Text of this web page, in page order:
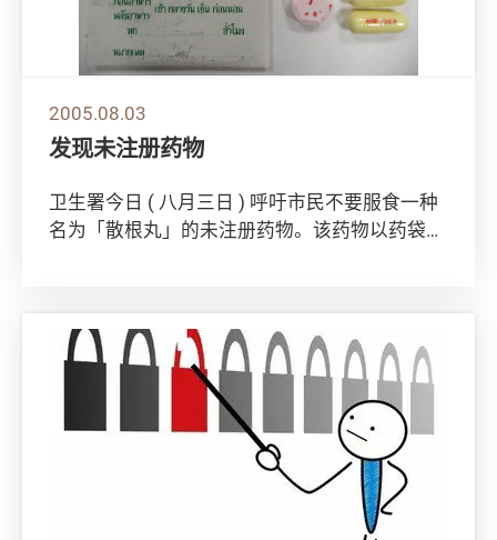
2005.08.03
发现未注册药物
卫生署今日 ( 八月三日 ) 呼吁市民不要服食一种
名为「散根丸」的未注册药物。该药物以药袋盛